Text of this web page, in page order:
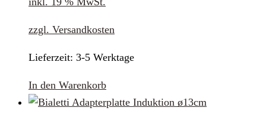
zzgl. Versandkosten
Lieferzeit: 3-5 Werktage
In den Warenkorb